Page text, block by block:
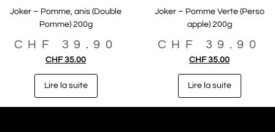
Joker – Pomme, anis (Double
Pomme) 200g
CHF 39.90
CHF35.00
Lire la suite
Joker – Pomme Verte (Perso
apple) 200g
CHF 39.90
CHF35.00
Lire la suite